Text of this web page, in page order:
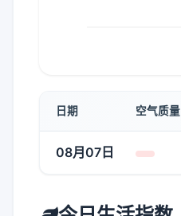
日期 空气质量
08月07日